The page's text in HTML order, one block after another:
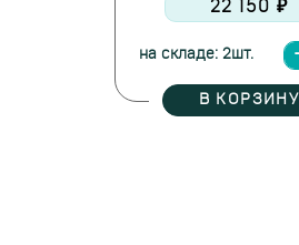
22 150 ₽
на складе: 2шт.
В КОРЗИНУ